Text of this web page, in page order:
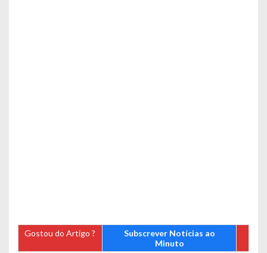
Gostou do Artigo ?
Subscrever Notícias ao
Minuto